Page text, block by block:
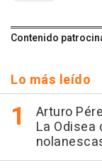
Contenido
Lo más leído
Arturo
La Odisea